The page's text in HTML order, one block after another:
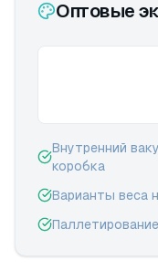
Оптовые
Внутренний
коробка
Варианты веса